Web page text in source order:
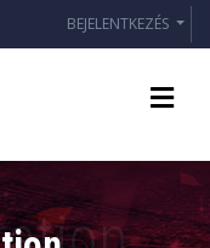
BEJELENTKEZÉS